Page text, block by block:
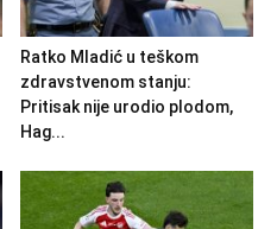
Ratko Mladić u teškom
zdravstvenom stanju:
Pritisak nije urodio plodom,
Hag...